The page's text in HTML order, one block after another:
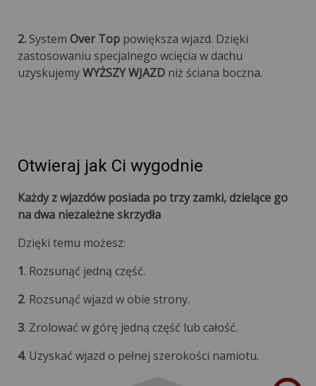
2. System Over Top powiększa wjazd. Dzięki
zastosowaniu specjalnego wcięcia w dachu
uzyskujemyWYŻSZY WJAZD niż ściana boczna.
Otwieraj jak Ci wygodnie
Każdy z wjazdów posiada po trzy zamki, dzielące go
na dwa niezależne skrzydła
Dzięki temu możesz:
1. Rozsunąć jedną część.
2. Rozsunąć wjazd w obie strony.
3. Zrolować w górę jedną część lub całość.
4. Uzyskać wjazd o pełnej szerokości namiotu.